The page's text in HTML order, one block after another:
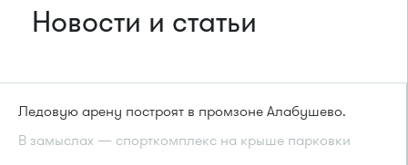
Новости и статьи
Ледовую арену построят в промзоне Алабушево.
В замыслах — спорткомплекс на крыше парковки